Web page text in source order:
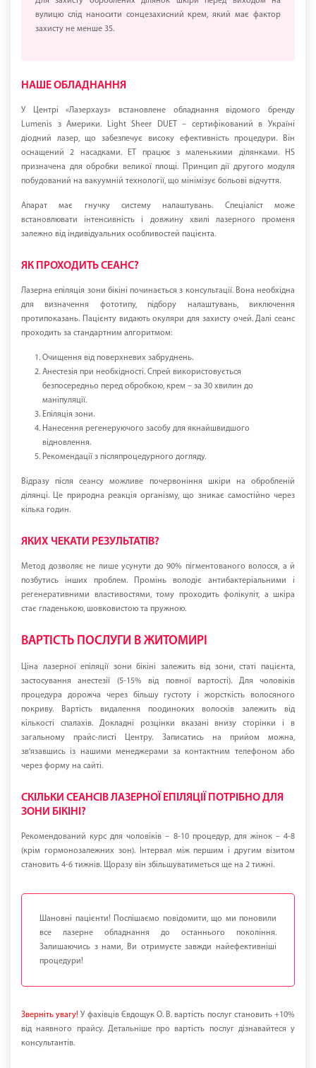
вулицю слід наносити сонцезахисний крем, який має фактор
захисту не менше 35.
НАШЕ ОБЛАДНАННЯ
У Центрі «Лазерхауз» встановлене обладнання відомого бренду
Lumenis з Америки. Light Sheer DUET – сертифікований в Україні
діодний лазер, що забезпечує високу ефективність процедури. Він
оснащений 2 насадками. ET працює з маленькими ділянками. HS
призначена для обробки великої площі. Принцип дії другого модуля
побудований на вакуумній технології, що мінімізує больові відчуття.
Апарат має гнучку систему налаштувань. Спеціаліст може
встановлювати інтенсивність і довжину хвилі лазерного променя
залежно від індивідуальних особливостей пацієнта.
ЯК ПРОХОДИТЬ СЕАНС?
Лазерна епіляція зони бікіні починається з консультації. Вона необхідна
для визначення фототипу, підбору налаштувань, виключення
протипоказань. Пацієнту видають окуляри для захисту очей. Далі сеанс
проходить за стандартним алгоритмом:
Очищення від поверхневих забруднень.
Анестезія при необхідності. Спрей використовується
безпосередньо перед обробкою, крем – за 30 хвилин до
маніпуляції.
Епіляція зони.
Нанесення регенеруючого засобу для якнайшвидшого
відновлення.
Рекомендації з післяпроцедурного догляду.
Відразу після сеансу можливе почервоніння шкіри на обробленій
ділянці. Це природна реакція організму, що зникає самостійно через
кілька годин.
ЯКИХ ЧЕКАТИ РЕЗУЛЬТАТІВ?
Метод дозволяє не лише усунути до 90% пігментованого волосся, а й
позбутись інших проблем. Промінь володіє антибактеріальними і
регенеративними властивостями, тому проходить фолікуліт, а шкіра
стає гладенькою, шовковистою та пружною.
ВАРТІСТЬ ПОСЛУГИ В ЖИТОМИРІ
Ціна лазерної епіляції зони бікіні залежить від зони, статі пацієнта,
застосування анестезії (5-15% від повної вартості). Для чоловіків
процедура дорожча через більшу густоту і жорсткість волосяного
покриву. Вартість видалення поодиноких волосків залежить від
кількості спалахів. Докладні розцінки вказані внизу сторінки і в
загальному прайс-листі Центру. Записатись на прийом можна,
зв'язавшись із нашими менеджерами за контактним телефоном або
через форму на сайті.
СКІЛЬКИ СЕАНСІВ ЛАЗЕРНОЇ ЕПІЛЯЦІЇ ПОТРІБНО ДЛЯ
ЗОНИ БІКІНІ?
Рекомендований курс для чоловіків – 8-10 процедур, для жінок – 4-8
(крім гормонозалежних зон). Інтервал між першим і другим візитом
становить 4-6 тижнів. Щоразу він збільшуватиметься ще на 2 тижні.
Шановні пацієнти! Поспішаємо повідомити, що ми поновили
все лазерне обладнання до останнього покоління.
Залишаючись з нами, Ви отримуєте завжди найефективніші
процедури!
Зверніть увагу! У фахівців Євдощук О. В. вартість послуг становить +10%
від наявного прайсу. Детальніше про вартість послуг дізнавайтеся у
консультантів.